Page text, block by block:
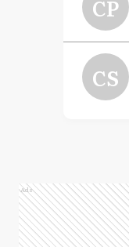
CP
CS
Ads